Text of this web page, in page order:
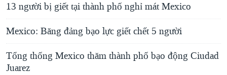
13 người bị giết tại thành phố nghỉ mát Mexico
Mexico: Băng đảng bạo lực giết chết 5 người
Tổng thống Mexico thăm thành phố bạo động Ciudad
Juarez